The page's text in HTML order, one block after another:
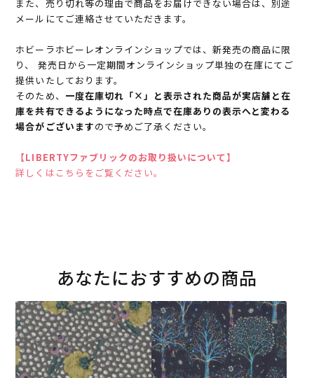
また、売り切れ等の理由で商品をお届けできない場合は、別途
メールにてご連絡させていただきます。
ホビーラホビーレオンラインショップでは、新発売の商品に限
り、 発売日から一定期間オンラインショップ単独の在庫にてご
提供いたしております。
そのため、 一度在庫切れ「×」と表示された商品が実店舗と在
庫を共有できるようになった時点で在庫ありの表示へと変わる
場合がございますので予めご了承ください。
【LIBERTYファブリックのお取り扱いについて】
詳しくはこちらをご覧ください。
あなたにおすすめの商品